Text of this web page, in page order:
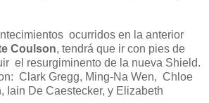
ocurridos en la anterior
Coulson, tendrá que ir con pies de
el resurgiminento de la nueva Shield.
Clark Gregg, Ming-Na Wen, Chloe
Iain De Caestecker, y Elizabeth